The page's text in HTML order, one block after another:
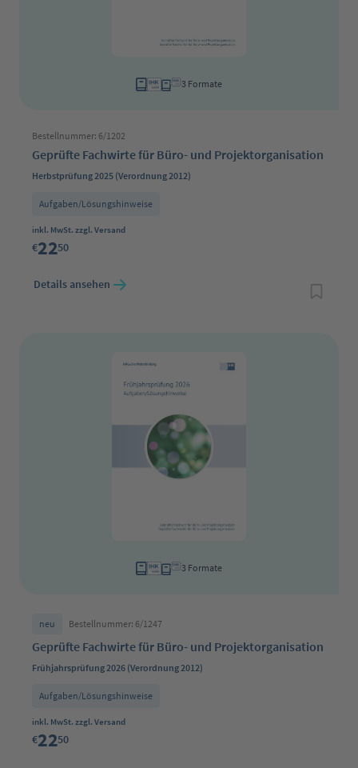
3 Formate
Bestellnummer: 6/1202
Geprüfte Fachwirte für Büro- und Projektorganisation
Herbstprüfung 2025 (Verordnung 2012)
Aufgaben/Lösungshinweise
Regulärer Preis:
inkl. MwSt. zzgl. Versand
€2250
Details ansehen
3 Formate
neu Bestellnummer: 6/1247
Geprüfte Fachwirte für Büro- und Projektorganisation
Frühjahrsprüfung 2026 (Verordnung 2012)
Aufgaben/Lösungshinweise
Regulärer Preis:
inkl. MwSt. zzgl. Versand
€2250